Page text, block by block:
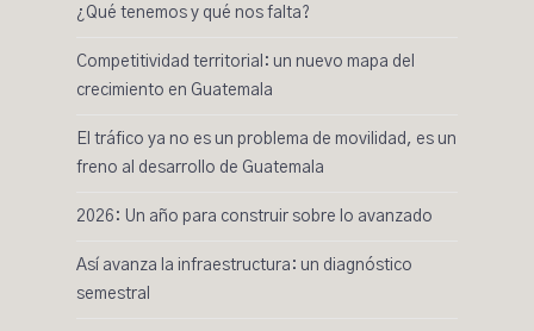
¿Qué tenemos y qué nos falta?
Competitividad territorial: un nuevo mapa del
crecimiento en Guatemala
El tráfico ya no es un problema de movilidad, es un
freno al desarrollo de Guatemala
2026: Un año para construir sobre lo avanzado
Así avanza la infraestructura: un diagnóstico
semestral